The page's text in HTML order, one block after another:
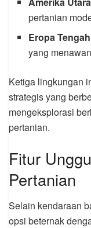
pertanian
Eropa Tengah
yang
Ketiga lingkungan
strategis yang
mengeksplorasi
pertanian.
Fitur
Pertanian
Selain kendaraan
opsi beternak